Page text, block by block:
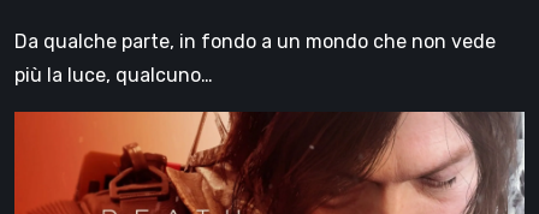
Da qualche parte, in fondo a un mondo che non vede
più la luce, qualcuno…
Stranding